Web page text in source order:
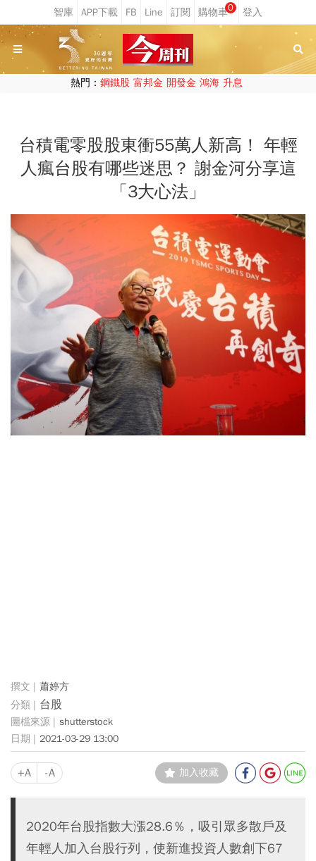
0
熱門： 鋼鐵股 富邦金 開發金 鴻海 升息
台積電零股股東衝55萬人新高！ 年輕
人瘋台股有哪些迷思？ 謝金河分享這
「3大心法」
蕭婷方
台股
shutterstock
2021-03-29 13:00
+A -A 加入收藏
2020年台股指數大漲28.6％，吸引眾多散戶及
年輕人加入台股行列，使新進投資人數創下67